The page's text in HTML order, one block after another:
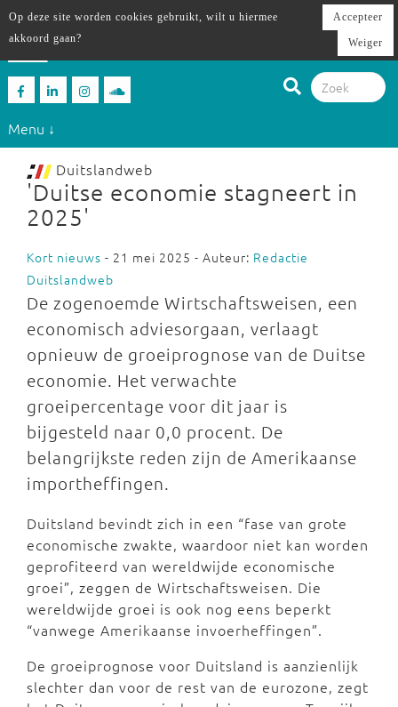
Menu ↓
Duitslandweb
'Duitse economie stagneert in
2025'
Kort nieuws - 21 mei 2025 - Auteur: Redactie
Duitslandweb
De zogenoemde Wirtschaftsweisen, een
economisch adviesorgaan, verlaagt
opnieuw de groeiprognose van de Duitse
economie. Het verwachte
groeipercentage voor dit jaar is
bijgesteld naar 0,0 procent. De
belangrijkste reden zijn de Amerikaanse
importheffingen.
Duitsland bevindt zich in een “fase van grote
economische zwakte, waardoor niet kan worden
geprofiteerd van wereldwijde economische
groei”, zeggen de Wirtschaftsweisen. Die
wereldwijde groei is ook nog eens beperkt
“vanwege Amerikaanse invoerheffingen”.
De groeiprognose voor Duitsland is aanzienlijk
slechter dan voor de rest van de eurozone, zegt
Op deze site worden cookies gebruikt, wilt u hiermee
akkoord gaan?
Accepteer
Weiger